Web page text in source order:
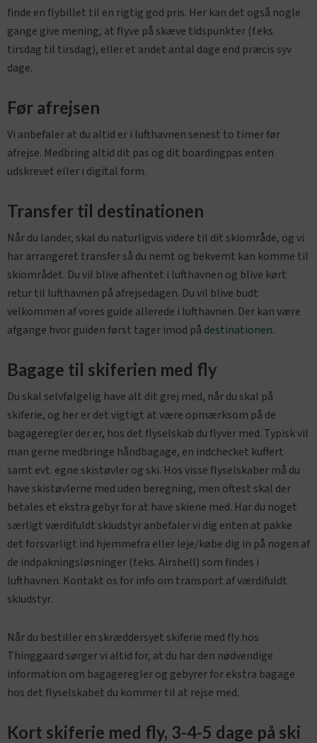
finde en flybillet til en rigtig god pris. Her kan det også nogle
gange give mening, at flyve på skæve tidspunkter (f.eks.
tirsdag til tirsdag), eller et andet antal dage end præcis syv
dage.
Før afrejsen
Vi anbefaler at du altid er i lufthavnen senest to timer før
afrejse. Medbring altid dit pas og dit boardingpas enten
udskrevet eller i digital form.
Transfer til destinationen
Når du lander, skal du naturligvis videre til dit skiområde, og vi
har arrangeret transfer så du nemt og bekvemt kan komme til
skiområdet. Du vil blive afhentet i lufthavnen og blive kørt
retur til lufthavnen på afrejsedagen. Du vil blive budt
velkommen af vores guide allerede i lufthavnen. Der kan være
afgange hvor guiden først tager imod på destinationen.
Bagage til skiferien med fly
Du skal selvfølgelig have alt dit grej med, når du skal på
skiferie, og her er det vigtigt at være opmærksom på de
bagageregler der er, hos det flyselskab du flyver med. Typisk vil
man gerne medbringe håndbagage, en indchecket kuffert
samt evt. egne skistøvler og ski. Hos visse flyselskaber må du
have skistøvlerne med uden beregning, men oftest skal der
betales et ekstra gebyr for at have skiene med. Har du noget
særligt værdifuldt skiudstyr anbefaler vi dig enten at pakke
det forsvarligt ind hjemmefra eller leje/købe dig in på nogen af
de indpakningsløsninger (f.eks. Airshell) som findes i
lufthavnen. Kontakt os for info om transport af værdifuldt
skiudstyr.
Når du bestiller en skræddersyet skiferie med fly hos
Thinggaard sørger vi altid for, at du har den nødvendige
information om bagageregler og gebyrer for ekstra bagage
hos det flyselskabet du kommer til at rejse med.
Kort skiferie med fly, 3-4-5 dage på ski